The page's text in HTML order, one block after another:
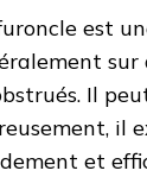
est
sur
Il
il
et